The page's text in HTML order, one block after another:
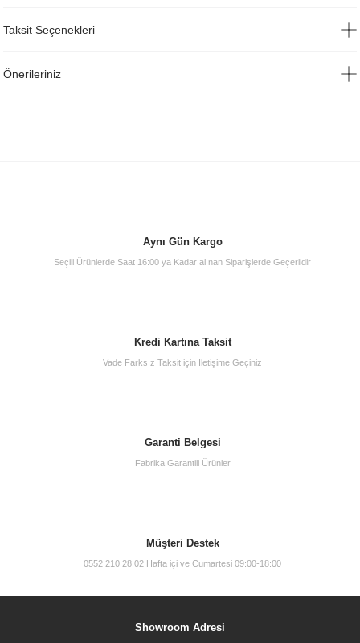
Taksit Seçenekleri
Önerileriniz
Aynı Gün Kargo
Seçili Ürünlerde Saat 16:00 ya Kadar alınan Siparişlerde Geçerlidir
Kredi Kartına Taksit
Vade Farksız Taksit için İletişime Geçiniz
Garanti Belgesi
Fabrika Garantili Ürünler
Müşteri Destek
0552 210 28 02 Hafta içi ve Cumartesi 09:00-18:00
Showroom Adresi